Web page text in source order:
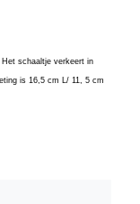
schaaltje verkeert in
is 16,5 cm L/ 11, 5 cm